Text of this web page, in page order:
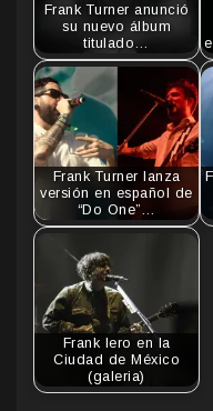
Frank Turner anunció
su nuevo álbum
titulado…
Frank Turner lanza
versión en español de
“Do One”…
Frank Iero en la
Ciudad de México
(galeria)